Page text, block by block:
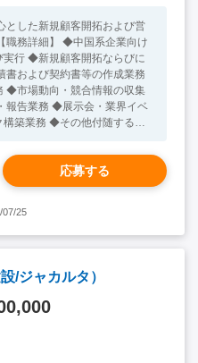
とした新規顧客開拓および営
職務詳細】 ◆中国系企業向け
実行 ◆新規顧客開拓ならびに
および契約書等の作成業務
◆市場動向・競合情報の収集
報告業務 ◆展示会・業界イベ
築業務 ◆その他付随する業
力をお持ちの方 ◆日常会話レ
内で使用） 【歓迎スキル】
◆普通自動車運転免許を保
応募する
07/25
/ジャカルタ）